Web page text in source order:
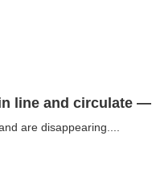
line and circulate —
are disappearing....